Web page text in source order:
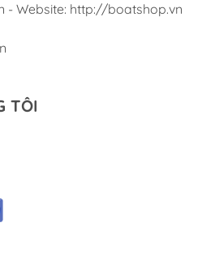
- Website: http://boatshop.vn
TÔI